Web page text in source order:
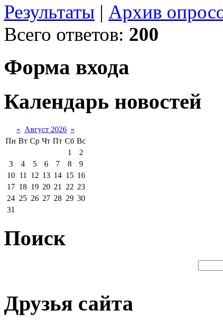
Результаты | Архив
Всего ответов: 200
Форма входа
Календарь новостей
« Август 2026 »
Пн Вт Ср Чт Пт Сб Вс
1
2
3
4 5 6 7 8
9
10
11 12 13 14 15 16
17 18 19 20 21 22 23
24 25 26 27 28 29 30
31
Поиск
Друзья сайта